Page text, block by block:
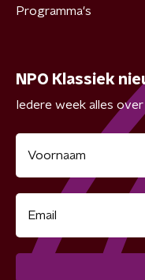
Programma's
NPO Klassiek
Iedere week alles